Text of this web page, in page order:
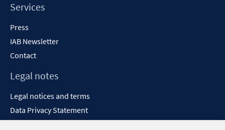
Services
Press
IAB Newsletter
Contact
Legal notes
Legal notices and terms
Data Privacy Statement